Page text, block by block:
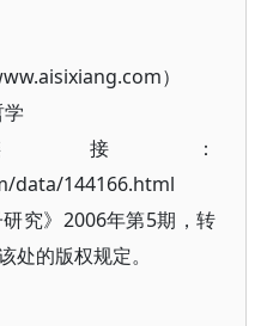
）
接：
data/144166.html
究》2006年第5期，转
处的版权规定。